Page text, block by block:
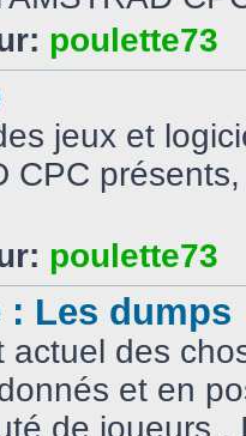
poulette73
jeux et
CPC
poulette73
: Les dumps
actuel des
et en
de joueurs .